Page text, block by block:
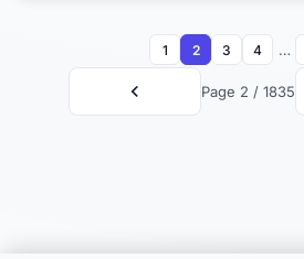
Page 2 / 1835
1 2 3 4 …